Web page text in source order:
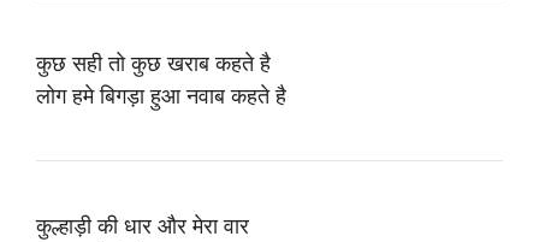
कुछ सही तो कुछ खराब कहते है
लोग हमे बिगड़ा हुआ नवाब कहते है
कुल्हाड़ी की धार और मेरा वार